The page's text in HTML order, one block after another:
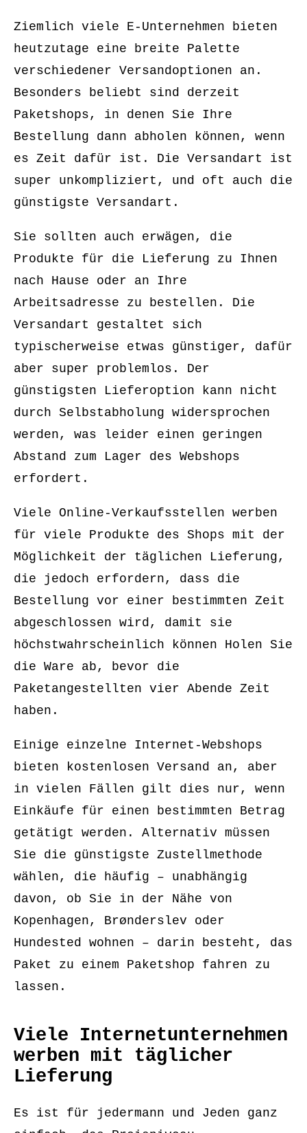
Ziemlich viele E-Unternehmen bieten
heutzutage eine breite Palette
verschiedener Versandoptionen an.
Besonders beliebt sind derzeit
Paketshops, in denen Sie Ihre
Bestellung dann abholen können, wenn
es Zeit dafür ist. Die Versandart ist
super unkompliziert, und oft auch die
günstigste Versandart.
Sie sollten auch erwägen, die
Produkte für die Lieferung zu Ihnen
nach Hause oder an Ihre
Arbeitsadresse zu bestellen. Die
Versandart gestaltet sich
typischerweise etwas günstiger, dafür
aber super problemlos. Der
günstigsten Lieferoption kann nicht
durch Selbstabholung widersprochen
werden, was leider einen geringen
Abstand zum Lager des Webshops
erfordert.
Viele Online-Verkaufsstellen werben
für viele Produkte des Shops mit der
Möglichkeit der täglichen Lieferung,
die jedoch erfordern, dass die
Bestellung vor einer bestimmten Zeit
abgeschlossen wird, damit sie
höchstwahrscheinlich können Holen Sie
die Ware ab, bevor die
Paketangestellten vier Abende Zeit
haben.
Einige einzelne Internet-Webshops
bieten kostenlosen Versand an, aber
in vielen Fällen gilt dies nur, wenn
Einkäufe für einen bestimmten Betrag
getätigt werden. Alternativ müssen
Sie die günstigste Zustellmethode
wählen, die häufig – unabhängig
davon, ob Sie in der Nähe von
Kopenhagen, Brønderslev oder
Hundested wohnen – darin besteht, das
Paket zu einem Paketshop fahren zu
lassen.
Viele Internetunternehmen
werben mit täglicher
Lieferung
Es ist für jedermann und Jeden ganz